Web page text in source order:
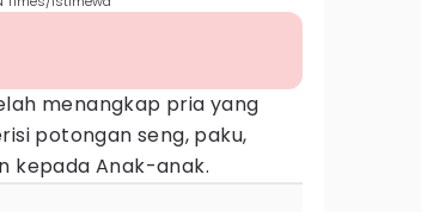
menangkap pria yang
potongan seng, paku,
kepada Anak-anak.